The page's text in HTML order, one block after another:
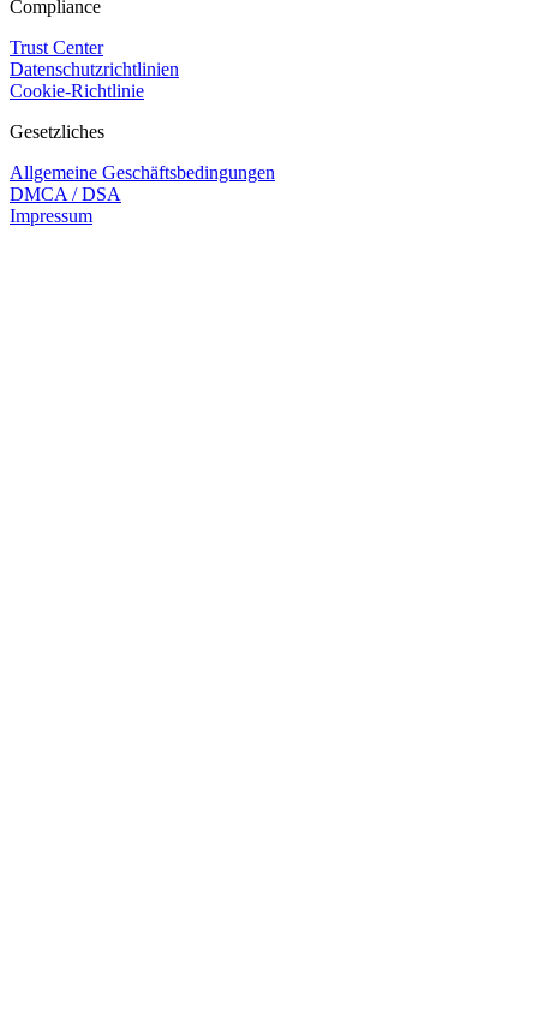
Compliance
Trust Center
Datenschutzrichtlinien
Cookie-Richtlinie
Gesetzliches
Allgemeine Geschäftsbedingungen
DMCA / DSA
Impressum